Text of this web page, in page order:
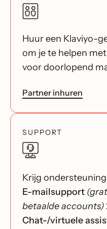
Huur een Klaviyo-
om je te helpen
voor doorlopend
Partner inhuren
SUPPORT
Krijg
E-mailsupport
betaalde accounts)
Chat-/virtuele